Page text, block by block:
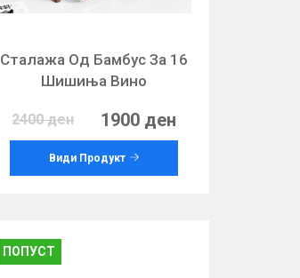
Сталажа Од Бамбус За 16
Шишиња Вино
2400 ден 1900 ден
Види Продукт
ПОПУСТ